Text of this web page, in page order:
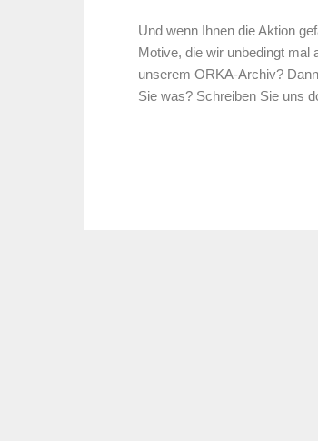
Und wenn Ihnen die Aktion
Motive, die wir unbedingt mal
unserem ORKA-Archiv?
Sie was? Schreiben Sie uns